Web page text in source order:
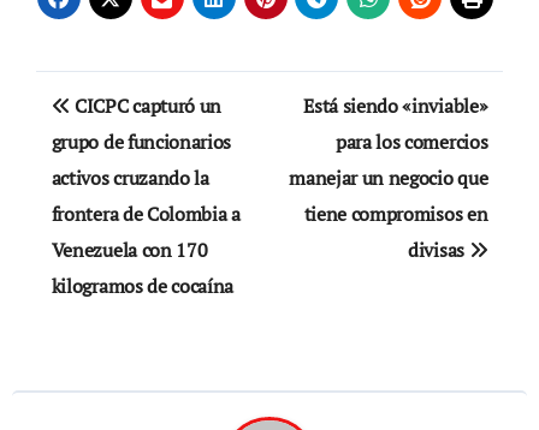
Navegación
de
entradas
CICPC capturó un
grupo de funcionarios
activos cruzando la
frontera de Colombia a
Venezuela con 170
kilogramos de cocaína
Está siendo «inviable»
para los comercios
manejar un negocio que
tiene compromisos en
divisas